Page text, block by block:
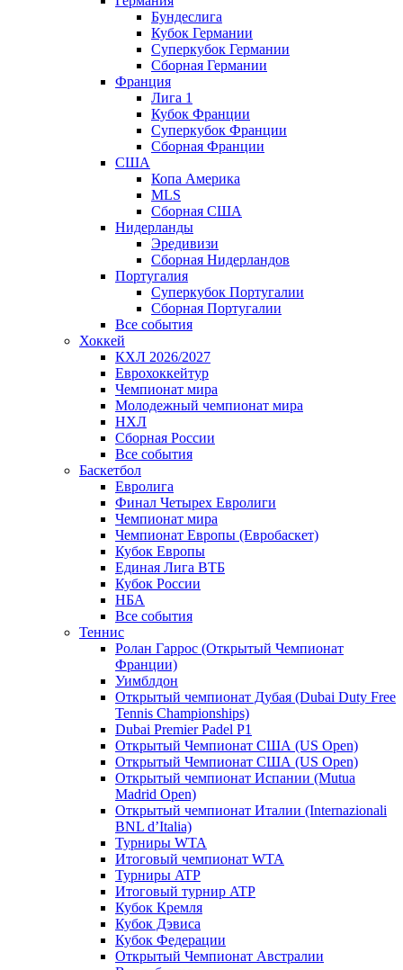
Бундеслига
Кубок Германии
Суперкубок Германии
Сборная Германии
Франция
Лига 1
Кубок Франции
Суперкубок Франции
Сборная Франции
США
Копа Америка
MLS
Сборная США
Нидерланды
Эредивизи
Сборная Нидерландов
Португалия
Суперкубок Португалии
Сборная Португалии
Все события
Хоккей
КХЛ 2026/2027
Еврохоккейтур
Чемпионат мира
Молодежный чемпионат мира
НХЛ
Сборная России
Все события
Баскетбол
Евролига
Финал Четырех Евролиги
Чемпионат мира
Чемпионат Европы (Евробаскет)
Кубок Европы
Единая Лига ВТБ
Кубок России
НБА
Все события
Теннис
Ролан Гаррос (Открытый Чемпионат
Франции)
Уимблдон
Открытый чемпионат Дубая (Dubai Duty Free
Tennis Championships)
Dubai Premier Padel P1
Открытый Чемпионат США (US Open)
Открытый Чемпионат США (US Open)
Открытый чемпионат Испании (Mutua
Madrid Open)
Открытый чемпионат Италии (Internazionali
BNL d’Italia)
Турниры WTA
Итоговый чемпионат WTA
Турниры ATP
Итоговый турнир ATP
Кубок Кремля
Кубок Дэвиса
Кубок Федерации
Открытый Чемпионат Австралии